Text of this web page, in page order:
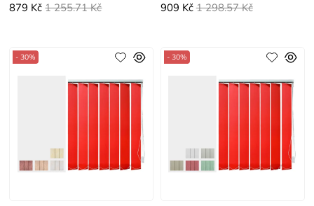
879 Kč 1 255.71 Kč
909 Kč 1 298.57 Kč
- 30% - 30%